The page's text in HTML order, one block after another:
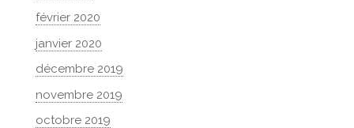
février 2020
janvier 2020
décembre 2019
novembre 2019
octobre 2019